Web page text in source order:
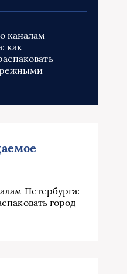
каналам
как
Петербурга:
город